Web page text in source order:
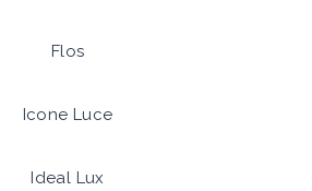
Flos
Icone Luce
Ideal Lux